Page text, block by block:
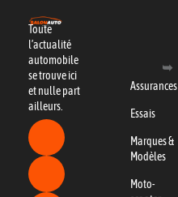
Toute
l’actualité
automobile
se trouve ici
et nulle part
ailleurs.
Assurances
Essais
Marques &
Modèles
Moto-